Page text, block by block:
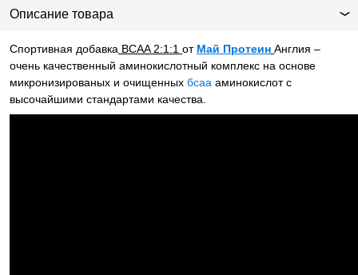
Описание товара
Спортивная добавка BCAA 2:1:1 от Май Протеин Англия –
очень качественный аминокислотный комплекс на основе
микронизированых и очищенных бсаа аминокислот с
высочайшими стандартами качества.